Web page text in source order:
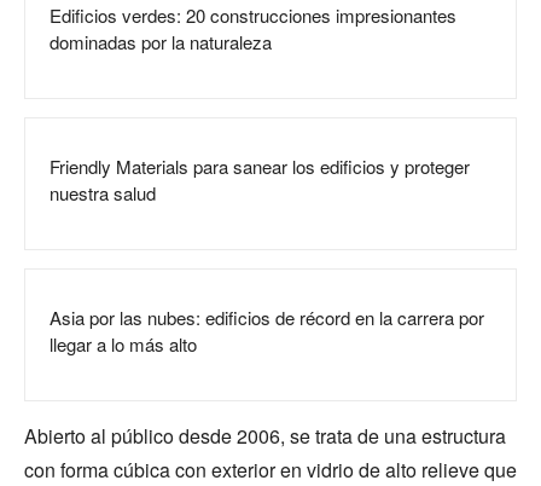
Edificios verdes: 20 construcciones impresionantes
dominadas por la naturaleza
Friendly Materials para sanear los edificios y proteger
nuestra salud
Asia por las nubes: edificios de récord en la carrera por
llegar a lo más alto
Abierto al público desde 2006, se trata de una estructura
con forma cúbica con exterior en vidrio de alto relieve que